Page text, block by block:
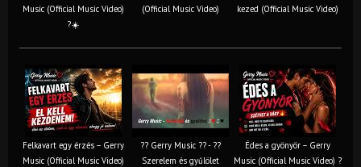
Music (Official Music Video)
?☀️
(Official Music Video)
kezed (Official Music Video)
Felkavart egy érzés – Gerry
Music (Official Music Video)
?? Gerry Music ?? - ??
Szerelem és gyűlölet
Édes a gyönyör – Gerry
Music (Official Music Video) ?